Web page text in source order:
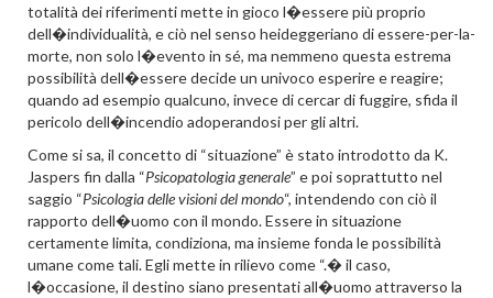
totalità dei riferimenti mette in gioco l�essere più proprio
dell�individualità, e ciò nel senso heideggeriano di essere-per-la-
morte, non solo l�evento in sé, ma nemmeno questa estrema
possibilità dell�essere decide un univoco esperire e reagire;
quando ad esempio qualcuno, invece di cercar di fuggire, sfida il
pericolo dell�incendio adoperandosi per gli altri.
Come si sa, il concetto di “situazione” è stato introdotto da K.
Jaspers fin dalla “Psicopatologia generale” e poi soprattutto nel
saggio “Psicologia delle visioni del mondo“, intendendo con ciò il
rapporto dell�uomo con il mondo. Essere in situazione
certamente limita, condiziona, ma insieme fonda le possibilità
umane come tali. Egli mette in rilievo come “.� il caso,
l�occasione, il destino siano presentati all�uomo attraverso la